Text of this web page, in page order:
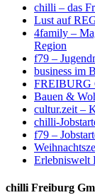
chilli – das
Lust auf
4family –
Region
f79 –
business im
FREIBURG
Bauen &
cultur.zeit –
chilli-
f79 –
Erlebniswelt
chilli Freiburg